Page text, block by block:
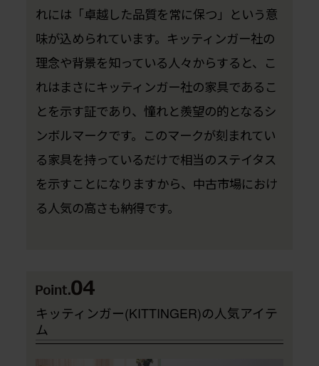
れには「卓越した品質を常に保つ」という意
味が込められています。キッティンガー社の
理念や背景を知っている人々からすると、こ
れはまさにキッティンガー社の家具であるこ
とを示す証であり、憧れと羨望の的となるシ
ンボルマークです。このマークが刻まれてい
る家具を持っているだけで相当のステイタス
を示すことになりますから、中古市場におけ
る人気の高さも納得です。
キッティンガー(KITTINGER)の人気アイテ
ム